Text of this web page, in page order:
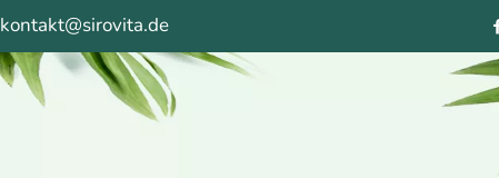
kontakt@sirovita.de